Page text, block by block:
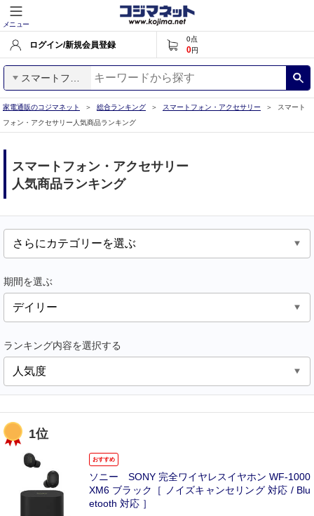
メニュー
ログイン/新規会員登録
0点
0円
スマートフォン・アクセサリー
家電通販のコジマネット 総合ランキング スマートフォン・アクセサリー
スマート
フォン・アクセサリー人気商品ランキング
スマートフォン・アクセサリー
人気商品ランキング
期間を選ぶ
ランキング内容を選択する
1位
おすすめ
ソニー SONY 完全ワイヤレスイヤホン WF-1000
XM6 ブラック［ ノイズキャンセリング 対応 / Blu
etooth 対応 ］